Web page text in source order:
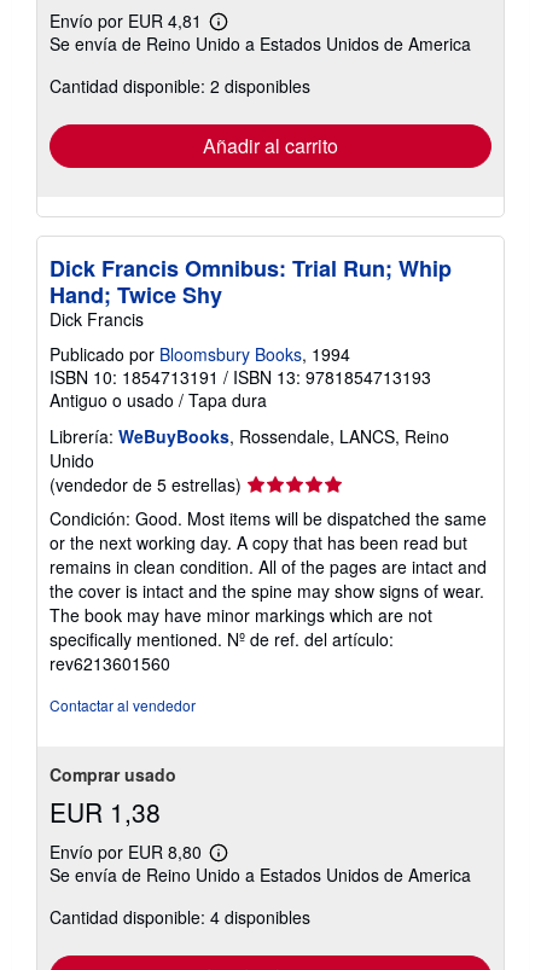
Envío por EUR 4,81
Más
información
las
tarifas
envío
Se envía de Reino Unido a Estados Unidos de America
Cantidad disponible: 2 disponibles
Añadir al carrito
Dick Francis Omnibus: Trial Run; Whip
Hand; Twice Shy
Dick Francis
Publicado por Bloomsbury Books, 1994
ISBN 10: 1854713191 / ISBN 13: 9781854713193
Antiguo o usado / Tapa dura
Librería: WeBuyBooks, Rossendale, LANCS, Reino
Unido
(vendedor de 5 estrellas) Calificación
vendedor:
5
de
5
estrellas
Condición: Good. Most items will be dispatched the same
or the next working day. A copy that has been read but
remains in clean condition. All of the pages are intact and
the cover is intact and the spine may show signs of wear.
The book may have minor markings which are not
specifically mentioned. Nº de ref. del artículo:
rev6213601560
Contactar al vendedor
Comprar usado
EUR 1,38
Envío por EUR 8,80
Más
información
las
tarifas
Se envía de Reino Unido a Estados Unidos de America
Cantidad disponible: 4 disponibles